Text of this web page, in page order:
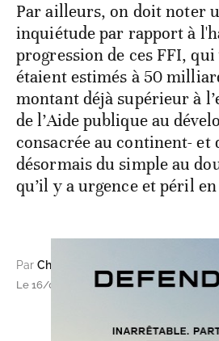
Par ailleurs, on doit noter
inquiétude par rapport à
progression de ces FFI,
étaient estimés à 50
montant déjà supérieur à
de l’Aide publique au
consacrée au continent- et
désormais du simple au
qu’il y a urgence et péril
Par Cheikh Sidya (Nouakchott,
Le 16/05/2018 à 14h45, mis à jour le 16/